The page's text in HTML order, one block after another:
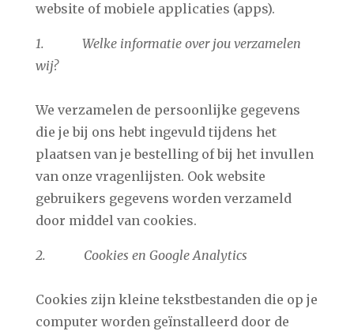
website of mobiele applicaties (apps).
1. Welke informatie over jou verzamelen
wij?
We verzamelen de persoonlijke gegevens
die je bij ons hebt ingevuld tijdens het
plaatsen van je bestelling of bij het invullen
van onze vragenlijsten. Ook website
gebruikers gegevens worden verzameld
door middel van cookies.
2. Cookies en Google Analytics
Cookies zijn kleine tekstbestanden die op je
computer worden geïnstalleerd door de